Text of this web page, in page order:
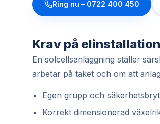
Ring nu – 0722 400 450
Krav på
En solcellsanläggning ställer
arbetar på taket och om att
Egen grupp och
Korrekt dimensionerad